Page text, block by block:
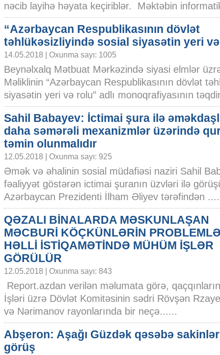
nəcib layihə həyata keçiriblər. Məktəbin
“Azərbaycan Respublikasının dövlət
təhlükəsizliyində sosial siyasətin yeri
14.05.2018 | Oxunma sayı: 1005
Beynəlxalq Mətbuat Mərkəzində siyasi elmlər
Məliklinin “Azərbaycan Respublikasının dövlət
siyasətin yeri və rolu” adlı monoqrafiyasının
Sahil Babayev: İctimai şura ilə
daha səmərəli mexanizmlər üzərində
təmin olunmalıdır
12.05.2018 | Oxunma sayı: 925
Əmək və əhalinin sosial müdafiəsi naziri Sahil
fəaliyyət göstərən ictimai şuranın üzvləri ilə
Azərbaycan Prezidenti İlham Əliyev tərəfindən
QƏZALI BİNALARDA MƏSKUNLAŞAN
MƏCBURİ KÖÇKÜNLƏRİN
HƏLLİ İSTİQAMƏTİNDƏ MÜHÜM İŞLƏR
GÖRÜLÜR
12.05.2018 | Oxunma sayı: 843
Report.azdan verilən məlumata görə,
İşləri üzrə Dövlət Komitəsinin sədri Rövşən
və Nərimanov rayonlarında bir neçə......
Abşeron: Aşağı Güzdək qəsəbə
görüş